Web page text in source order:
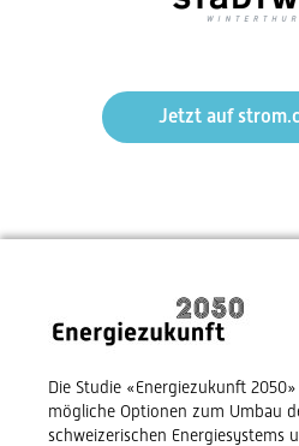
Mehr Markt, weniger Regulierung